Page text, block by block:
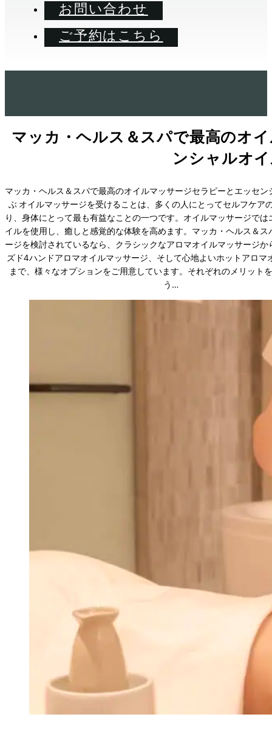
お問い合わせ
ご予約はこちら
マッカ・ヘルス＆スパで最高のオ
ンシャルオ
マッカ・ヘルス＆スパで最高のオイルマッサージセラピーとエッセン
ぶ オイルマッサージを受けることは、多くの人にとってセルフケア
り、身体にとって最も有益なことの一つです。オイルマッサージで
イルを使用し、癒しと感覚的な体験を高めます。マッカ・ヘルス＆ス
ージを検討されているなら、クラシックなアロマオイルマッサージか
ズド4ハンドアロマオイルマッサージ、そして心地よいホットアロマ
まで、様々なオプションをご用意しています。それぞれのメリット
う…